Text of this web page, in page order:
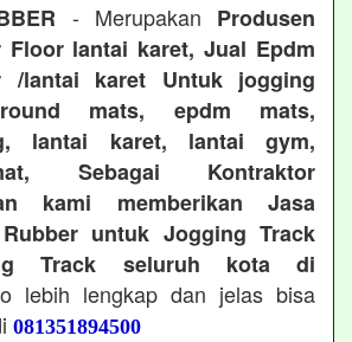
- Merupakan Produsen
Floor lantai karet, Jual Epdm
/lantai karet Untuk jogging
mats, epdm mats,
lantai karet, lantai gym,
Sebagai Kontraktor
kami memberikan Jasa
Rubber untuk Jogging Track
Track seluruh kota di
lebih lengkap dan jelas bisa
081351894500